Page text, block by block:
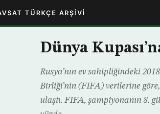
TÜRKÇE ARŞIVI
Dünya
Rusya’nın ev sahipliğindeki
Birliği’nin (FIFA) verilerine
ulaştı. FIFA, şampiyonanın 8.